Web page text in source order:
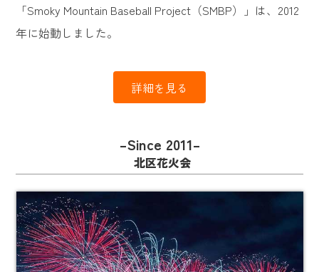
「Smoky Mountain Baseball Project（SMBP）」は、2012
年に始動しました。
詳細を見る
–Since 2011–
北区花火会